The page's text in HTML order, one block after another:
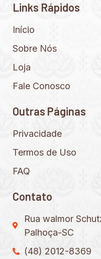
Links Rápidos
Início
Sobre Nós
Loja
Fale Conosco
Outras Páginas
Privacidade
Termos de Uso
FAQ
Contato
Rua walmor
Palhoça-SC
(48) 2012-8369